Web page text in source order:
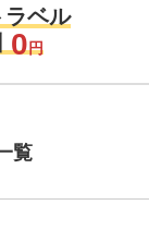
ラベル
0円
覧